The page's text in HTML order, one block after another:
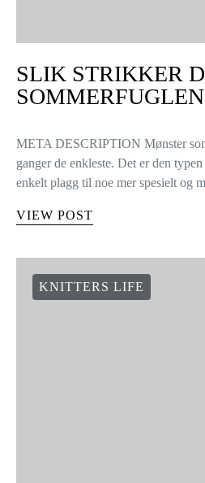
SLIK STRIKKER
SOMMERFUGLEN
META DESCRIPTION Mønster
ganger de enkleste. Det er den
enkelt plagg til noe mer spesielt og
VIEW POST
KNITTERS LIFE